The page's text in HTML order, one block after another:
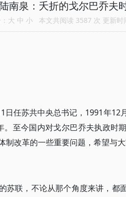
陆南泉：夭折的戈尔巴乔夫
大 中 小 本文共阅读 3587 次 更新
日任苏共中央总书记，1991年12
。至今国内对戈尔巴乔夫执政时
改革的一些重要问题，希望与大
苏联，不论从那个角度来讲，都